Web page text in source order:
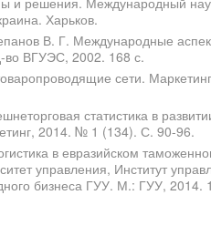
Харьков.
В. Г. Международные
во ВГУЭС, 2002. 168 с.
сети.
статистика в
2014. № 1 (134). С. 90-96.
в евразийском
управления, Институт
бизнеса ГУУ. М.: ГУУ, 2014.